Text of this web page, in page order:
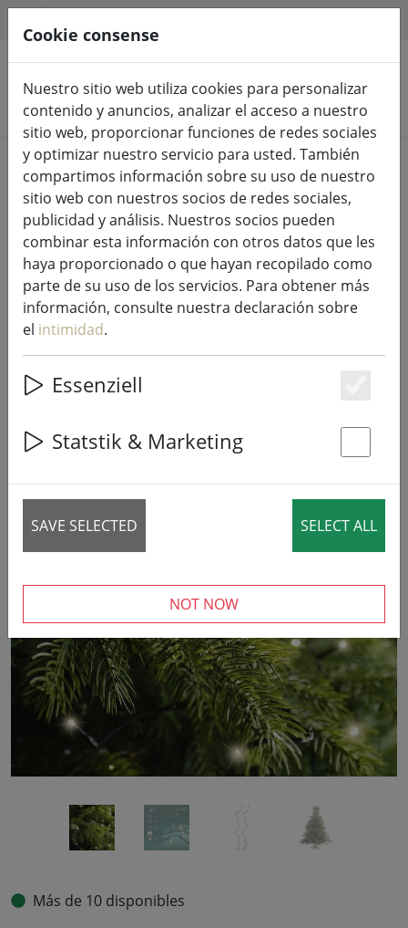
Buscar productos
Home
Luces de hadas e iluminación
Luces de hadas
Kaemingk Lumineo LED luces de
hadas Basic con dimmer 180 LED
blanco cálido exterior 13,5 m negro
42% DISCOUNT
Más de 10 disponibles
Cookie consense
Nuestro sitio web utiliza cookies para personalizar
contenido y anuncios, analizar el acceso a nuestro
sitio web, proporcionar funciones de redes sociales
y optimizar nuestro servicio para usted. También
compartimos información sobre su uso de nuestro
sitio web con nuestros socios de redes sociales,
publicidad y análisis. Nuestros socios pueden
combinar esta información con otros datos que les
haya proporcionado o que hayan recopilado como
parte de su uso de los servicios. Para obtener más
información, consulte nuestra declaración sobre
el intimidad.
Essenziell
Statstik & Marketing
SAVE SELECTED SELECT ALL
NOT NOW